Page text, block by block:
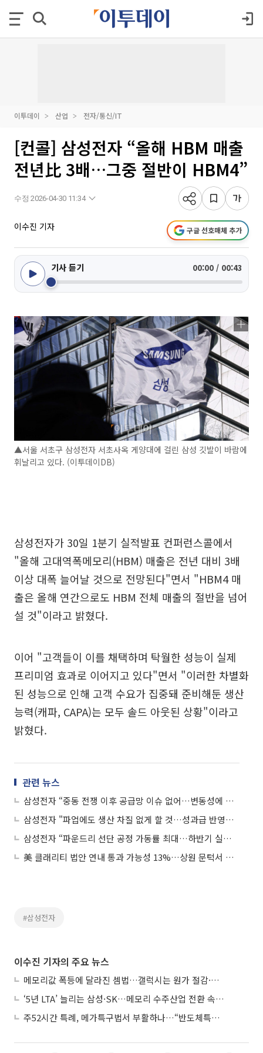
이투데이 산업 전자/통신/IT
[컨콜] 삼성전자 “올해 HBM 매출
전년比 3배…그중 절반이 HBM4”
수정 2026-04-30 11:34
이수진 기자 구글 선호매체 추가
기사 듣기 00:00 / 00:43
▲서울 서초구 삼성전자 서초사옥 게양대에 걸린 삼성 깃발이 바람에
휘날리고 있다. (이투데이DB)
삼성전자가 30일 1분기 실적발표 컨퍼런스콜에서
"올해 고대역폭메모리(HBM) 매출은 전년 대비 3배
이상 대폭 늘어날 것으로 전망된다"면서 "HBM4 매
출은 올해 연간으로도 HBM 전체 매출의 절반을 넘어
설 것"이라고 밝혔다.
이어 "고객들이 이를 채택하며 탁월한 성능이 실제
프리미엄 효과로 이어지고 있다"면서 "이러한 차별화
된 성능으로 인해 고객 수요가 집중돼 준비해둔 생산
능력(캐파, CAPA)는 모두 솔드 아웃된 상황"이라고
밝혔다.
관련 뉴스
삼성전자 “중동 전쟁 이후 공급망 이슈 없어…변동성에 대응할 것”
삼성전자 "파업에도 생산 차질 없게 할 것…성과급 반영은 2분기"
삼성전자 “파운드리 선단 공정 가동률 최대…하반기 실적 개선”
美 클래리티 법안 연내 통과 가능성 13%…상원 문턱서 제동
#삼성전자
이수진 기자의 주요 뉴스
메모리값 폭등에 달라진 셈법…갤럭시는 원가 절감·아이폰은 서비스 확대
‘5년 LTA’ 늘리는 삼성·SK…메모리 수주산업 전환 속 다른 셈법
주52시간 특례, 메가특구법서 부활하나…“반도체특별법 담겨야”